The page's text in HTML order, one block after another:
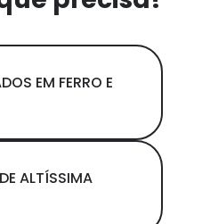
EM FERRO E
ALTÍSSIMA